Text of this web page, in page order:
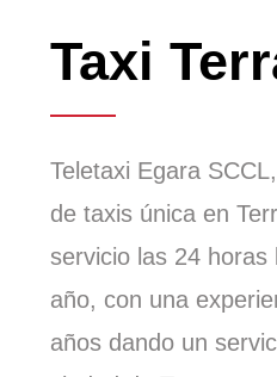
Taxi
Teletaxi Egara
de taxis única en
servicio las 24 horas
año, con una
años dando un